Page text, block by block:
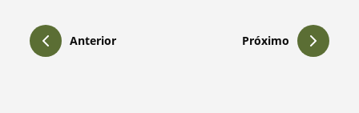
Anterior Próximo